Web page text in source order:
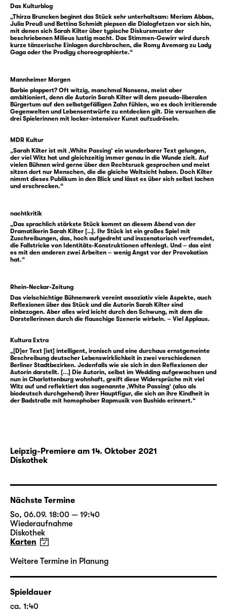
Wieso Ihmchen dafür einen geschärften Blick
hat? Sie steht eben nur mit einem Bein in der
deutschen Mehrheitsgesellschaft. Mit dem
anderen steht sie auf der Badstraße im
Wedding, wo sie zeitweise beim algerischen
gewissermaßen undercover, denn irgendwie
„sieht man das nicht bei ihr“, das
Migrantische. Sonst hätte man doch ganz
anders Verständnis gehabt, hätte das mit
darum bittet die Erzählerin nicht. Auch
richtigstellen will sie nichts. Aber einen
Perspektivwechsel bietet sie an. Und eine
erweckende Nacht im (anders) geteilten
Berlin.
Kilterein feines Gespür für die Ambivalenzen
und Widersprüche unserer Gesellschaft.
Formstark weiß sie diese über die
verschiedenen Ebenen des Textes
auszuspielen und macht in ihrer Abrechnung
dem Verschnitt von Autorin und Werk. Wäre
sie in diesem Umgang nicht so unprätentiös
humorvoll, es könnte einem das Lachen im
Halse stecken bleiben.
„White Passing“ vonSarah Kilterist eines von
drei Gewinnerstücken der
Autor:innentheatertage 2021 des Deutschen
Theaters Berlin. Die Jury, bestehend aus
Dramatiker Lukas Bärfuss, Schauspielerin
Fritzi Haberlandt sowie Musiker und
Autor_innen in Berlin zur Uraufführung
Bruncken, die nach „
„Lebendfallen“ zum dritten Mal die
Diskothek-Bühne bespielt.
studierte von 2016 bis 2020 Szenisches
Schreiben an der Universität der Künste
Berlin. Ihre Stücke liefen in
Werkstattinszenierungen am Hans Otto
Das Kulturblog
„Thirza Bruncken beginnt das Stück sehr unterhaltsam: Meriam Abbas,
Julia Preuß und Bettina Schmidt piepsen die Dialogfetzen vor sich hin,
mit denen sich Sarah Kilter über typische Diskursmuster der
beschriebenen Milieus lustig macht. Das Stimmen-Gewirr wird durch
kurze tänzerische Einlagen durchbrochen, die Romy Avemarg zu Lady
Gaga oder the Prodigy choreographierte.“
Mannheimer Morgen
Barbie plappert? Oft witzig, manchmal Nonsens, meist aber
ambitioniert, denn die Autorin Sarah Kilter will dem pseudo-liberalen
Bürgertum auf den selbstgefälligen Zahn fühlen, wo es doch irritierende
Gegenwelten und Lebensentwürfe zu entdecken gilt. Die versuchen die
drei Spielerinnen mit locker-intensiver Kunst aufzudröseln.
MDR Kultur
„Sarah Kilter ist mit ‚White Passing‘ ein wunderbarer Text gelungen,
der viel Witz hat und gleichzeitig immer genau in die Wunde zielt. Auf
vielen Bühnen wird gerne über den Rechtsruck gesprochen und meist
sitzen dort nur Menschen, die die gleiche Weltsicht haben. Doch Kilter
nimmt dieses Publikum in den Blick und lässt es über sich selbst lachen
und erschrecken.“
nachtkritik
„Das sprachlich stärkste Stück kommt an diesem Abend von der
Dramatikerin Sarah Kilter […]. Ihr Stück ist ein großes Spiel mit
Zuschreibungen, das, hoch aufgedreht und inszenatorisch verfremdet,
die Fallstricke von Identitäts-Konstruktionen offenlegt. Und – das eint
es mit den anderen zwei Arbeiten – wenig Angst vor der Provokation
hat.“
Rhein-Neckar-Zeitung
Das vielschichtige Bühnenwerk vereint assoziativ viele Aspekte, auch
Reflexionen über das Stück und die Autorin Sarah Kilter sind
einbezogen. Aber alles wird leicht durch den Schwung, mit dem die
Darstellerinnen durch die flauschige Szenerie wirbeln. – Viel Applaus.
Kultura Extra
„[D]er Text [ist] intelligent, ironisch und eine durchaus ernstgemeinte
Beschreibung deutscher Lebenswirklichkeit in zwei verschiedenen
Berliner Stadtbezirken. Jedenfalls wie sie sich in den Reflexionen der
Autorin darstellt. [...] Die Autorin, selbst im Wedding aufgewachsen und
nun in Charlottenburg wohnhaft, greift diese Widersprüche mit viel
Witz auf und reflektiert das sogenannte ‚White Passing‘ (also als
biodeutsch durchgehend) ihrer Hauptfigur, die sich an ihre Kindheit in
der Badstraße mit homophober Rapmusik von Bushido erinnert.“
Leipzig-Premiere am 14. Oktober 2021
Diskothek
Nächste Termine
So, 06.09. 18:00 — 19:40
Wiederaufnahme
Diskothek
Karten
Weitere Termine in Planung
Spieldauer
ca. 1:40